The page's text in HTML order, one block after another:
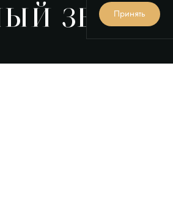
звонок
Принять